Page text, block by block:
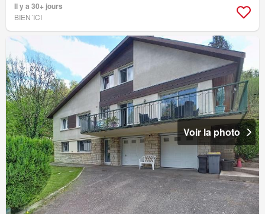
Il y a 30+ jours
BIEN´ICI
Voir la photo